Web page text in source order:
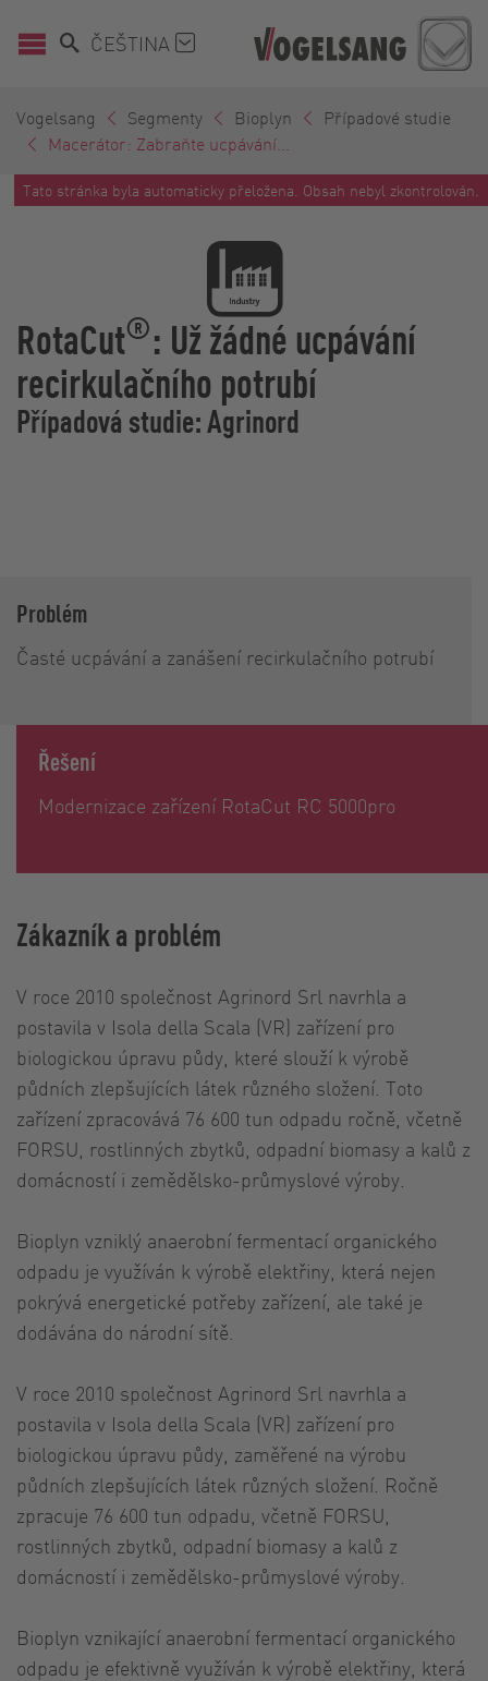
ČEŠTINA
Vogelsang Segmenty Bioplyn
Případové studie
Macerátor: Zabraňte ucpávání...
Tato stránka byla automaticky přeložena. Obsah nebyl zkontrolován.
RotaCut®: Už žádné ucpávání
recirkulačního potrubí
Případová studie: Agrinord
Problém
Časté ucpávání a zanášení recirkulačního potrubí
Řešení
Modernizace zařízení RotaCut RC 5000pro
Zákazník a problém
V roce 2010 společnost Agrinord Srl navrhla a
postavila v Isola della Scala (VR) zařízení pro
biologickou úpravu půdy, které slouží k výrobě
půdních zlepšujících látek různého složení. Toto
zařízení zpracovává 76 600 tun odpadu ročně, včetně
FORSU, rostlinných zbytků, odpadní biomasy a kalů z
domácností i zemědělsko-průmyslové výroby.
Bioplyn vzniklý anaerobní fermentací organického
odpadu je využíván k výrobě elektřiny, která nejen
pokrývá energetické potřeby zařízení, ale také je
dodávána do národní sítě.
V roce 2010 společnost Agrinord Srl navrhla a
postavila v Isola della Scala (VR) zařízení pro
biologickou úpravu půdy, zaměřené na výrobu
půdních zlepšujících látek různých složení. Ročně
zpracuje 76 600 tun odpadu, včetně FORSU,
rostlinných zbytků, odpadní biomasy a kalů z
domácností i zemědělsko-průmyslové výroby.
Bioplyn vznikající anaerobní fermentací organického
odpadu je efektivně využíván k výrobě elektřiny, která